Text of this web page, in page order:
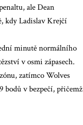
ale Dean
kdy Ladislav Krejčí
minutě normálního
v osmi zápasech.
zatímco Wolves
bodů v bezpečí, přičemž